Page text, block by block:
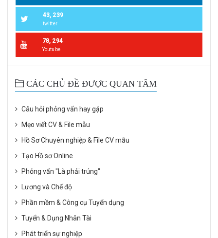
43, 239
twitter
78, 294
Youtube
CÁC CHỦ ĐỀ ĐƯỢC QUAN TÂM
Câu hỏi phỏng vấn hay gặp
Mẹo viết CV & File mẫu
Hồ Sơ Chuyên nghiệp & File CV mẫu
Tạo Hồ sơ Online
Phỏng vấn "Là phải trúng"
Lương và Chế độ
Phần mềm & Công cụ Tuyển dụng
Tuyển & Dụng Nhân Tài
Phát triển sự nghiệp